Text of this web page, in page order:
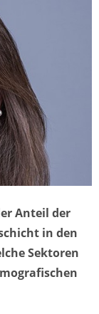
Anteil der
in den
Sektoren